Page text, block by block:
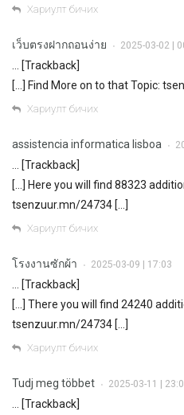
Хариулт бичих
เว็บตรงฝากถอนง่าย • 2025-03-02 |
… [Trackback]
[…] Find More on to that Topic:
Хариулт бичих
assistencia informatica lisboa •
… [Trackback]
[…] Here you will find 88323
tsenzuur.mn/24734 […]
Хариулт бичих
โรงงานซักผ้า • 2025-03-09 | 17:03
… [Trackback]
[…] There you will find 24240
tsenzuur.mn/24734 […]
Хариулт бичих
Tudj meg többet • 2025-03-11 |
… [Trackback]